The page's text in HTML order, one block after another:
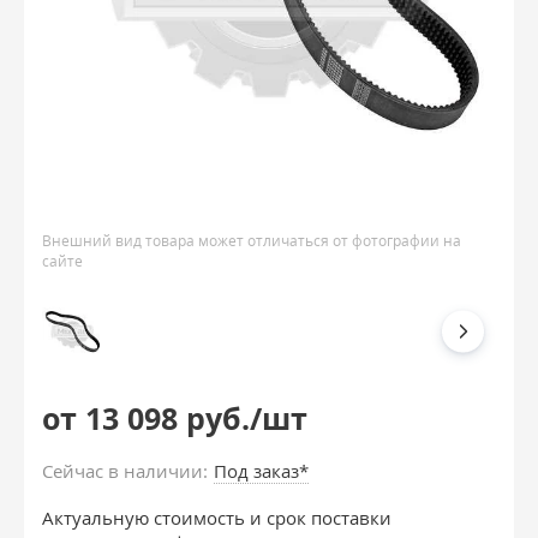
Внешний вид товара может отличаться от фотографии на
сайте
от 13 098 руб./шт
Сейчас в наличии: Под заказ*
Актуальную стоимость и срок поставки